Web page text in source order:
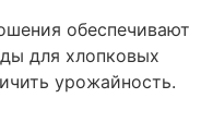
обеспечивают
для хлопковых
урожайность.